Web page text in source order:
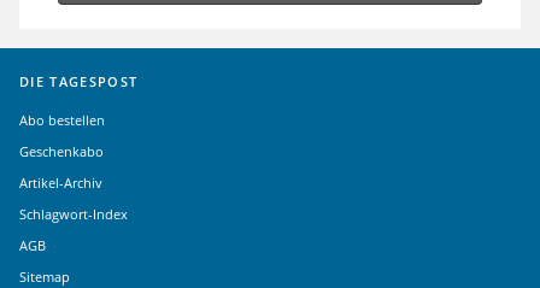
DIE TAGESPOST
Abo bestellen
Geschenkabo
Artikel-Archiv
Schlagwort-Index
AGB
Sitemap